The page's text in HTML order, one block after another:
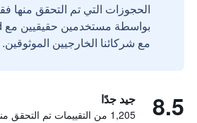
الحجوزات التي تم التحقق منها
مع شركائنا الخارجيين الموثوقين.
8.5 جيد جدًا
1,205 من التقييمات تم التحقق منها